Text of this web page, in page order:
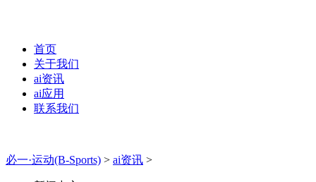
首页
关于我们
ai资讯
ai应用
联系我们
必一·运动(B-Sports) > ai资讯 >